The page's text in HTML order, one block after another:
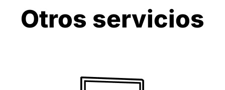
Otros servicios